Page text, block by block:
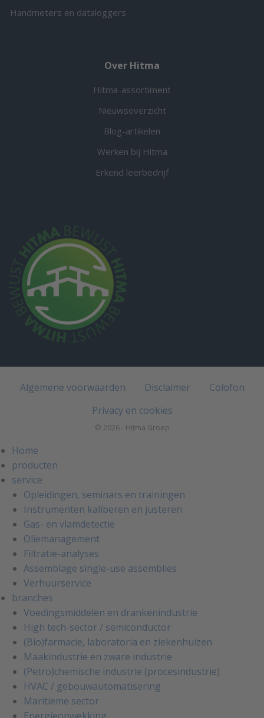
Handmeters en dataloggers
Over Hitma
Hitma-assortiment
Nieuwsoverzicht
Blog-artikelen
Werken bij Hitma
Erkend leerbedrijf
Algemene voorwaarden Disclaimer
Colofon
Privacy en cookies
© 2026 - Hitma Groep
Home
producten
service
Opleidingen, seminars en trainingen
Instrumenten kaliberen en justeren
Gas- en vlamdetectie
Oliemanagement
Filtratie-analyses
Assemblage single-use assemblies
Verhuurservice
branches
Voedingsmiddelen en drankenindustrie
High tech-sector / semiconductor
(Bio)farmacie, laboratoria en ziekenhuizen
Maakindustrie en zware industrie
(Petro)chemische industrie (procesindustrie)
HVAC / gebouwautomatisering
Maritieme sector